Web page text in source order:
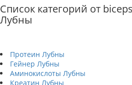
Список категорий от
Лубны
Протеин Лубны
Гейнер Лубны
Аминокислоты Лубны
Креатин Лубны